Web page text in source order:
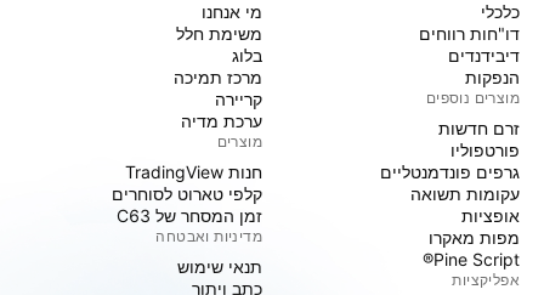
כלכלי
דו"חות רווחים
דיבידנדים
הנפקות
מוצרים נוספים
זרם חדשות
פורטפוליו
גרפים פונדמנטליים
עקומות תשואה
אופציות
מפות מאקרו
Pine Script®
אפליקציות
מי אנחנו
משימת חלל
בלוג
מרכז תמיכה
קריירה
ערכת מדיה
מוצרים
חנות TradingView
קלפי טארוט לסוחרים
זמן המסחר של C63
מדיניות ואבטחה
תנאי שימוש
כתב ויתור